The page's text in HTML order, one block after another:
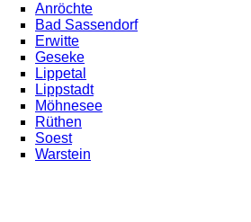
Anröchte
Bad Sassendorf
Erwitte
Geseke
Lippetal
Lippstadt
Möhnesee
Rüthen
Soest
Warstein